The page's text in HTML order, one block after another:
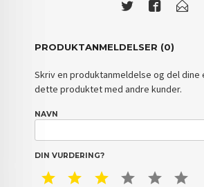
PRODUKTANMELDELSER (0)
Skriv en produktanmeldelse og del dine
dette produktet med andre kunder.
NAVN
DIN VURDERING?
1 STAR2 STAR3 STAR4 STAR5 STAR